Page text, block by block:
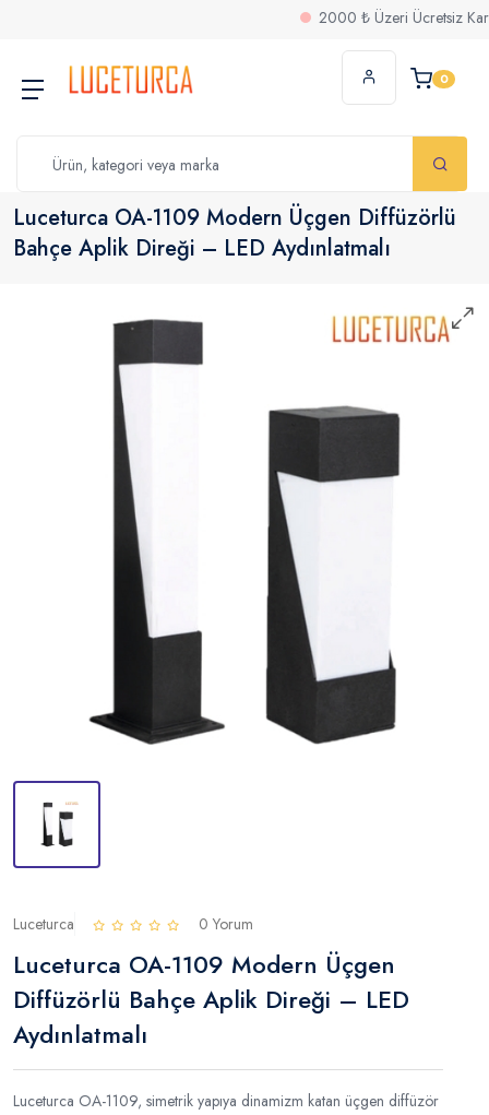
2000 ₺ Üzeri Ücretsiz Kargo
0
Luceturca OA-1109 Modern Üçgen Diffüzörlü
Bahçe Aplik Direği – LED Aydınlatmalı
Luceturca 0 Yorum
Luceturca OA-1109 Modern Üçgen
Diffüzörlü Bahçe Aplik Direği – LED
Aydınlatmalı
Luceturca OA-1109, simetrik yapıya dinamizm katan üçgen diffüzör